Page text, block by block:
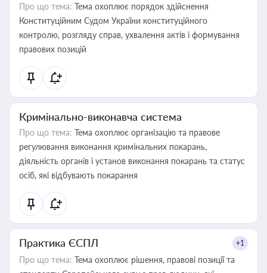
Про що тема: Тема охоплює порядок здійснення
Конституційним Судом України конституційного
контролю, розгляду справ, ухвалення актів і формування
правових позицій
Кримінально-виконавча система
Про що тема: Тема охоплює організацію та правове
регулювання виконання кримінальних покарань,
діяльність органів і установ виконання покарань та статус
осіб, які відбувають покарання
Практика ЄСПЛ +1
Про що тема: Тема охоплює рішення, правові позиції та